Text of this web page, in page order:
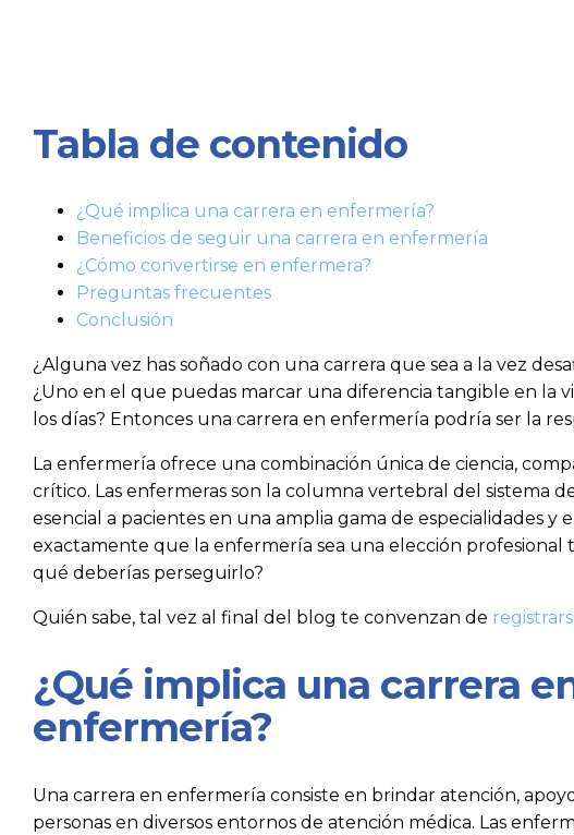
Tabla de contenido
¿Qué implica una carrera en enfermería?
Beneficios de seguir una carrera en enfermería
¿Cómo convertirse en enfermera?
Preguntas frecuentes
Conclusión
¿Alguna vez has soñado con una carrera que sea a la vez
¿Uno en el que puedas marcar una diferencia tangible en la
los días? Entonces una carrera en enfermería podría ser la
La enfermería ofrece una combinación única de ciencia,
crítico. Las enfermeras son la columna vertebral del sistema
esencial a pacientes en una amplia gama de especialidades y
exactamente que la enfermería sea una elección profesional
qué deberías perseguirlo?
Quién sabe, tal vez al final del blog te convenzan de
¿Qué implica una carrera
enfermería?
Una carrera en enfermería consiste en brindar atención,
personas en diversos entornos de atención médica. Las